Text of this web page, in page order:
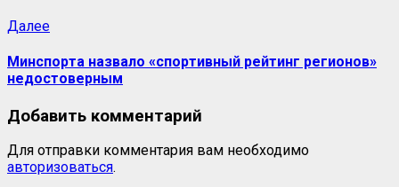
Далее
Минспорта назвало «спортивный рейтинг регионов»
недостоверным
Добавить комментарий
Для отправки комментария вам необходимо
авторизоваться.